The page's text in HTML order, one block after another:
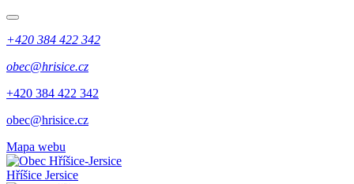
+420 384 422 342
obec@hrisice.cz
+420 384 422 342
obec@hrisice.cz
Mapa webu
Hříšice Jersice